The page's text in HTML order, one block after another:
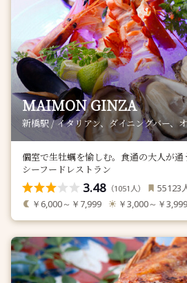
MAIMON GINZA
新橋駅 / イタリアン、ダイニングバー、
個室で生牡蠣を愉しむ。食通の大人が
シーフードレストラン
3.48 （1051 人） 55123
￥6,000～￥7,999 ￥3,000～￥3,999